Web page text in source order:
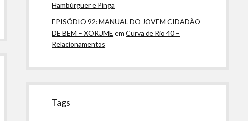
Hambúrguer e Pinga
EPISÓDIO 92: MANUAL DO JOVEM CIDADÃO
DE BEM – XORUME emCurva de Rio 40 –
Relacionamentos
Tags